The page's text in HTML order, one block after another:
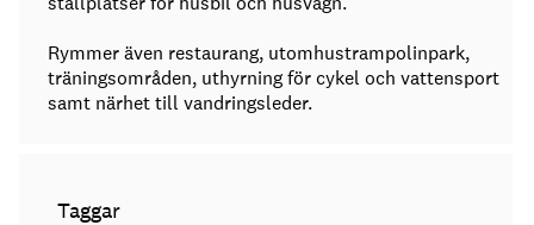
Rymmer även restaurang, utomhustrampolinpark,
träningsområden, uthyrning för cykel och vattensport
samt närhet till vandringsleder.
Taggar